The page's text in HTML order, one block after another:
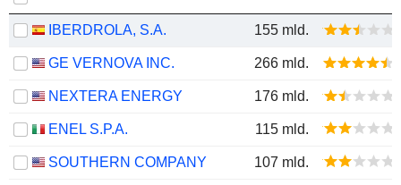
IBERDROLA, S.A. 155 mld.
GE VERNOVA INC. 266 mld.
NEXTERA ENERGY 176 mld.
ENEL S.P.A. 115 mld.
SOUTHERN COMPANY 107 mld.